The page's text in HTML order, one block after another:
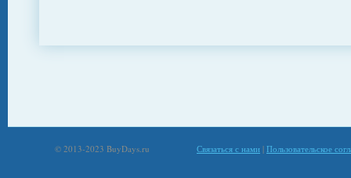
© 2013-2023 BuyDays.ru Связаться с нами | Пользовательское